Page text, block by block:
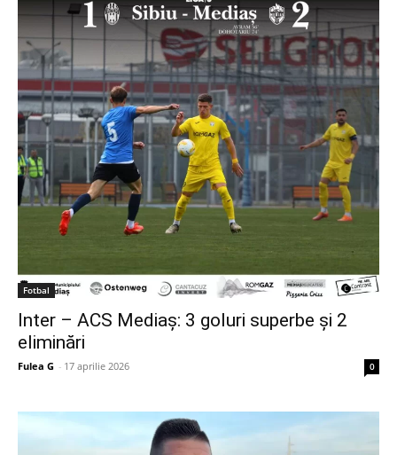
Fotbal
Inter – ACS Mediaș: 3 goluri superbe și 2
eliminări
Fulea G - 17 aprilie 2026 0